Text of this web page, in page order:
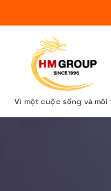
k
o
Vì một cuộc sống và môi